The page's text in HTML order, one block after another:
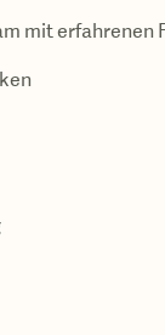
mit erfahrenen